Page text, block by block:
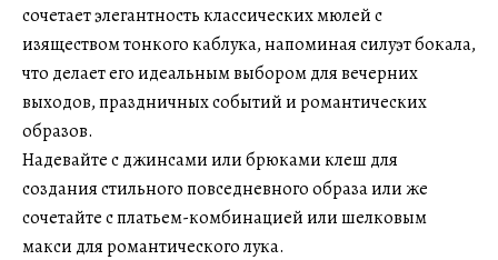
сочетает элегантность классических мюлей с
изяществом тонкого каблука, напоминая силуэт бокала,
что делает его идеальным выбором для вечерних
выходов, праздничных событий и романтических
образов.
Надевайте с джинсами или брюками клеш для
создания стильного повседневного образа или же
сочетайте с платьем-комбинацией или шелковым
макси для романтического лука.